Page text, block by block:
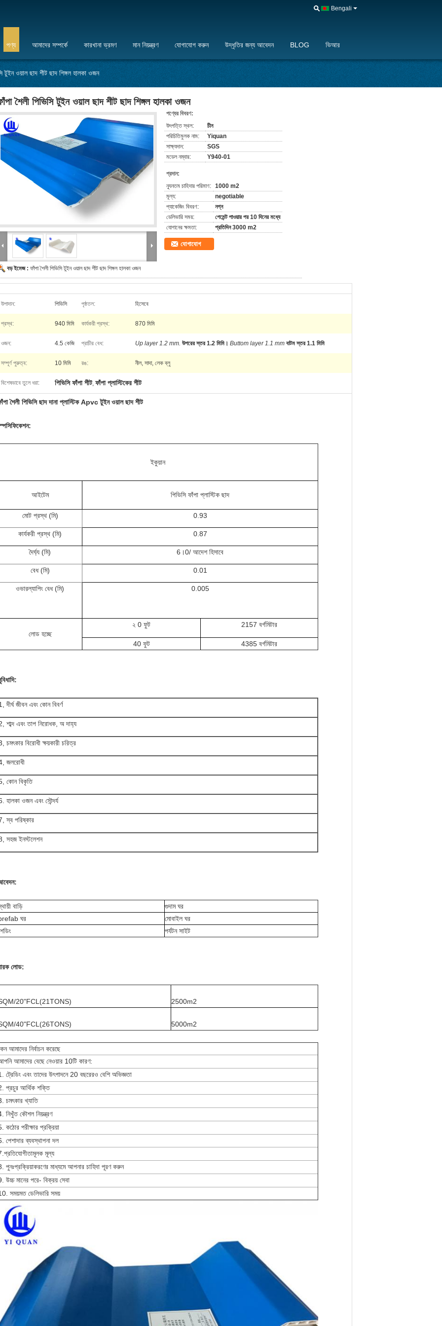
Bengali
পণ্য আমাদের সম্পর্কে কারখানা ভ্রমণ মান নিয়ন্ত্রণ যোগাযোগ করুন উদ্ধৃতির জন্য আবেদন BLOG ভিআর
টুইন ওয়াল ছাদ শীট ছাদ শিঙ্গল হালকা ওজন
শৈলী পিভিসি টুইন ওয়াল ছাদ শীট ছাদ শিঙ্গল হালকা ওজন
বড় ইমেজ : ফাঁপা শৈলী পিভিসি টুইন ওয়াল ছাদ শীট ছাদ শিঙ্গল হালকা ওজন
পণ্যের বিবরণ:
উৎপত্তি স্থল:
চীন
পরিচিতিমুলক নাম:
Yiquan
সাক্ষ্যদান:
SGS
মডেল নম্বার:
Y940-01
প্রদান:
ন্যূনতম চাহিদার পরিমাণ: 1000 m2
মূল্য:
negotiable
প্যাকেজিং বিবরণ:
নগ্ন
ডেলিভারি সময়:
পেমেন্ট পাওয়ার পর 10 দিনের মধ্যে
যোগানের ক্ষমতা:
প্রতিদিন 3000 m2
যোগাযোগ
উপাদান: পিভিসি পৃষ্ঠতল: হিসেবে
প্রস্থ: 940 মিমি কার্যকরী প্রস্থ: 870 মিমি
ওজন: 4.5 কেজি প্রাচীর বেধ: Up layer 1.2 mm. উপরের স্তর 1.2 মিমি। Buttom layer 1.1 mm বাটম স্তর 1.1 মিমি
সম্পূর্ণ পুরুত্ব: 10 মিমি রঙ: নীল, সাদা, লেক ব্লু
বিশেষভাবে তুলে ধরা: পিভিসি ফাঁপা শীট, ফাঁপা প্লাস্টিকের শীট
শৈলী পিভিসি ছাদ দানা প্লাস্টিক Apvc টুইন ওয়াল ছাদ শীট
ইকুয়ান
আইটেম পিভিসি ফাঁপা প্লাস্টিক ছাদ
মোট প্রস্থ (মি) 0.93
কার্যকরী প্রস্থ (মি) 0.87
দৈর্ঘ্য (মি) 6।0/ আদেশ হিসাবে
বেধ (মি) 0.01
ওভারল্যাপিং বেধ (মি) 0.005
লোড হচ্ছে
২ 0 ফুট 2157 বর্গমিটার
40 ফুট 4385 বর্গমিটার
দীর্ঘ জীবন এবং কোন বিবর্ণ
শাব্দ এবং তাপ নিরোধক, অ দাহ্য
চমৎকার বিরোধী ক্ষয়কারী চরিত্র
জলরোধী
কোন বিকৃতি
হালকা ওজন এবং সৌন্দর্য
স্ব পরিষ্কার
সহজ ইনস্টলেশন
বাড়ি
গুদাম ঘর
ঘর
মোবাইল ঘর
পর্যটন সাইট
লোড:
20"FCL(21TONS) 2500m2
40"FCL(26TONS) 5000m2
আমাদের নির্বাচন করেছে
আমাদের বেছে নেওয়ার 10টি কারণ:
ট্রেডিং এবং তাদের উৎপাদনে 20 বছরেরও বেশি অভিজ্ঞতা
প্রচুর আর্থিক শক্তি
চমৎকার খ্যাতি
নিখুঁত কৌশল নিয়ন্ত্রণ
কঠোর পরীক্ষার প্রক্রিয়া
পেশাদার ব্যবস্থাপনা দল
মূল্য
পুনঃপ্রক্রিয়াকরণের মাধ্যমে আপনার চাহিদা পূরণ করুন
উচ্চ মানের পরে- বিক্রয় সেবা
সময়মত ডেলিভারি সময়